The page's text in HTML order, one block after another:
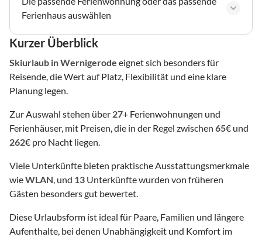
Ferienhaus auswählen
Kurzer Überblick
Skiurlaub in Wernigerode eignet sich besonders für
Reisende, die Wert auf Platz, Flexibilität und eine klare
Planung legen.
Zur Auswahl stehen über 27+ Ferienwohnungen und
Ferienhäuser, mit Preisen, die in der Regel zwischen 65€ und
262€ pro Nacht liegen.
Viele Unterkünfte bieten praktische Ausstattungsmerkmale
wieWLAN, und 13 Unterkünfte wurden von früheren
Gästen besonders gut bewertet.
Diese Urlaubsform ist ideal für Paare, Familien und längere
Aufenthalte, bei denen Unabhängigkeit und Komfort im